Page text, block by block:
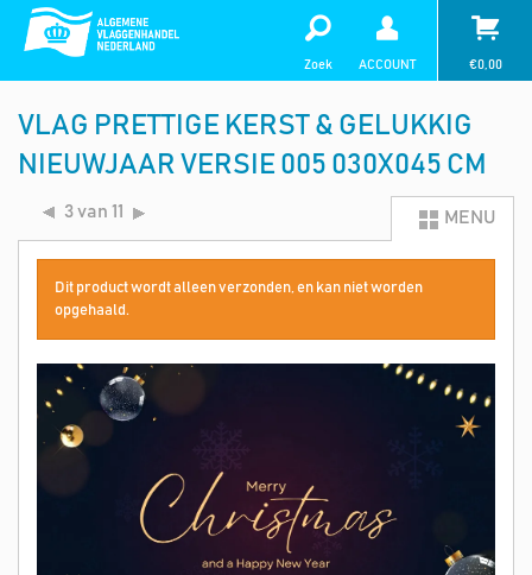
Zoek ACCOUNT €0,00
VLAG PRETTIGE KERST & GELUKKIG
NIEUWJAAR VERSIE 005 030X045 CM
3 van 11 MENU
Dit product wordt alleen verzonden, en kan niet worden
opgehaald.